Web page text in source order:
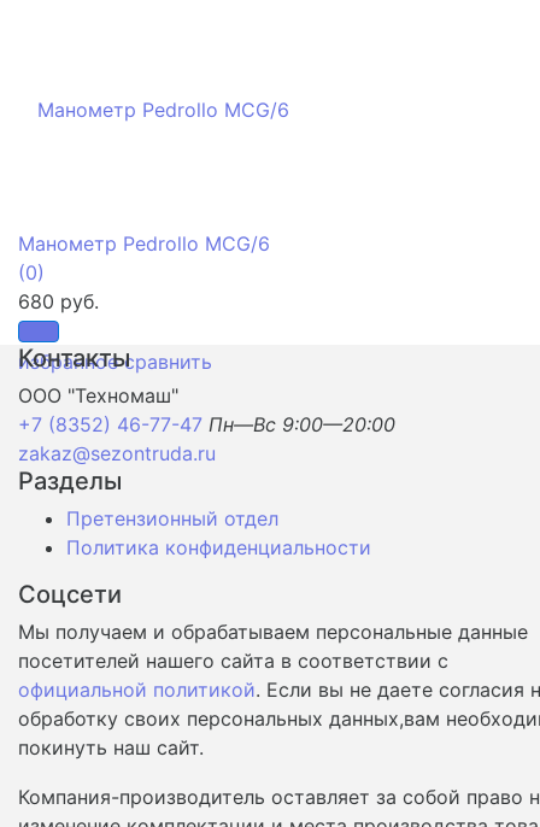
избранное сравнить
Манометр Pedrollo MCG/6
(0)
680 руб.
Контакты
ООО "Техномаш"
+7 (8352) 46-77-47 Пн—Вс 9:00—20:00
zakaz@sezontruda.ru
Разделы
Претензионный отдел
Политика конфиденциальности
Соцсети
Мы получаем и обрабатываем персональные данные
посетителей нашего сайта в соответствии с
официальной политикой. Если вы не даете согласия
обработку своих персональных данных,вам
покинуть наш сайт.
Компания-производитель оставляет за собой право